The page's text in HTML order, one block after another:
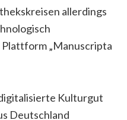
allerdings
„Manuscripta
Kulturgut
Deutschland